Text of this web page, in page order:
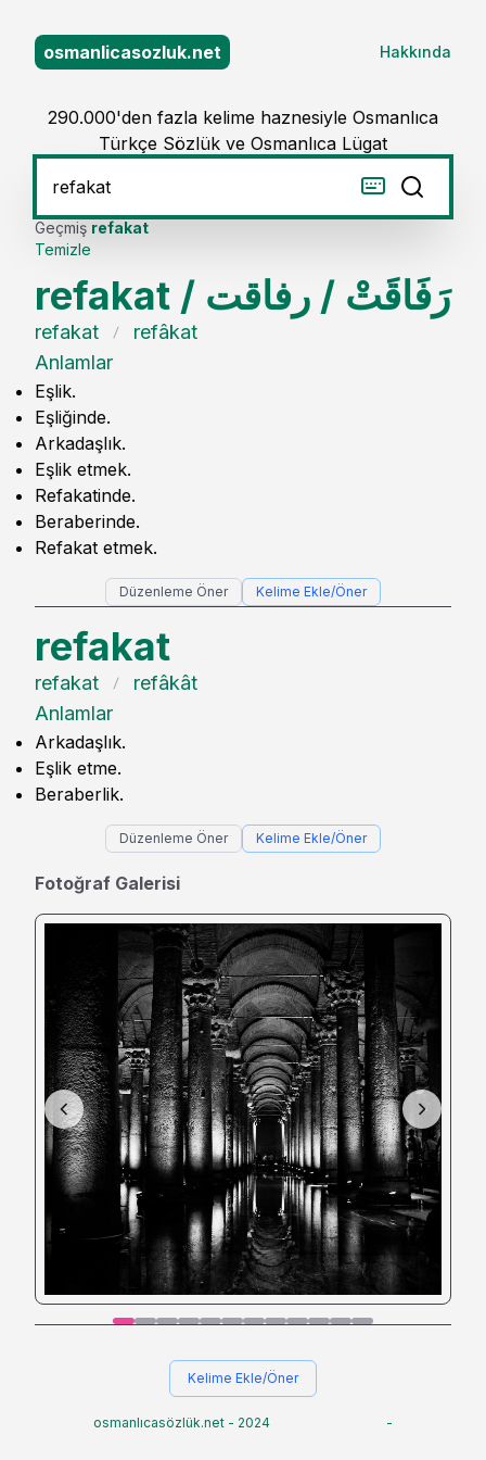
osmanlicasozluk.net Hakkında
290.000'den fazla kelime haznesiyle Osmanlıca
Türkçe Sözlük ve Osmanlıca Lügat
Geçmiş
Temizle
refakat
refakat / رَفَاقَتْ / رفاقت
refakat
refâkat
Anlamlar
Eşlik.
Eşliğinde.
Arkadaşlık.
Eşlik etmek.
Refakatinde.
Beraberinde.
Refakat etmek.
Düzenleme Öner Kelime Ekle/Öner
refakat
refakat
refâkât
Anlamlar
Arkadaşlık.
Eşlik etme.
Beraberlik.
Düzenleme Öner Kelime Ekle/Öner
Fotoğraf Galerisi
Kelime Ekle/Öner
osmanlıcasözlük.net - 2024 -